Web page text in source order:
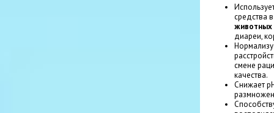
средства
животных
диареи,
смене
качества.
Снижает